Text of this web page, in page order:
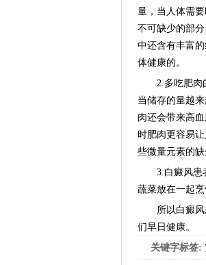
量，当人体需
不可缺少的部
中还含有丰富
体健康的。
2.多吃肥肉的
当储存的量越
肉还会带来高
时肥肉更容易
些微量元素的缺
3.白癜风患者
蔬菜放在一起
所以白癜风患
们早日健康。
关键字标签: